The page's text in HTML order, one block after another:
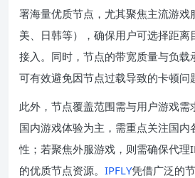
署海量优质节点，尤其聚焦主流游戏
美、日韩等），确保用户可选择距离
接入。同时，节点的带宽质量与负载
可有效避免因节点过载导致的卡顿问
此外，节点覆盖范围需与用户游戏需
国内游戏体验为主，需重点关注国
性；若聚焦外服游戏，则需确保代理
的优质节点资源。 IPFLY凭借广泛的